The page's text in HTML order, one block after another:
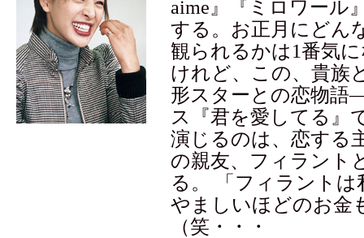
aime』『ミロワール
する。お正月にどん
観られるかは1番気
けれど、この、貴族
形スターとの恋物語
ス『君を愛してる』
演じるのは、恋する
の親友、フィラント
る。 「フィラントは
やましいほどのお金
（笑・・・